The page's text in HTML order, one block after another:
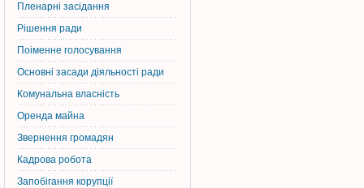
Пленарні засідання
Рішення ради
Поіменне голосування
Основні засади діяльності ради
Комунальна власність
Оренда майна
Звернення громадян
Кадрова робота
Запобігання корупції